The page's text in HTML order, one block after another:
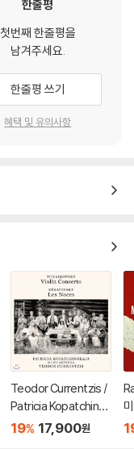
한줄평
첫번째 한줄평을
남겨주세요.
한줄평 쓰기
혜택 및 유의사항
Teodor Currentzis /
Patricia Kopatchinsk
aja 차이코프스키: 바이
19% 17,900원